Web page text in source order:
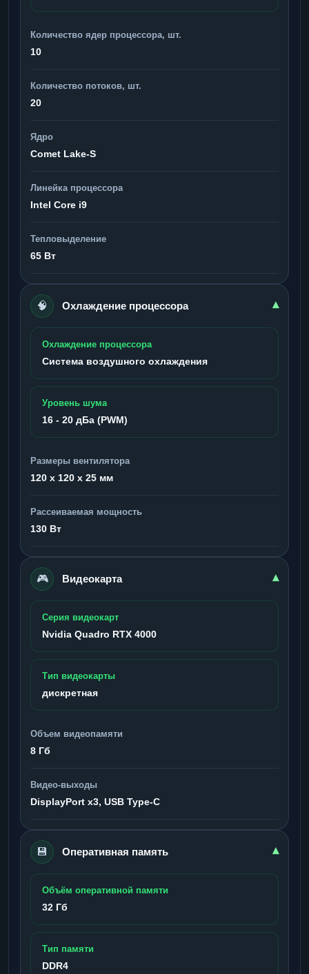
Количество ядер процессора, шт.
10
Количество потоков, шт.
20
Ядро
Comet Lake-S
Линейка процессора
Intel Core i9
Тепловыделение
65 Вт
🧠 Охлаждение процессора ▾
Охлаждение процессора
Система воздушного охлаждения
Уровень шума
16 - 20 дБа (PWM)
Размеры вентилятора
120 x 120 x 25 мм
Рассеиваемая мощность
130 Вт
🎮 Видеокарта ▾
Серия видеокарт
Nvidia Quadro RTX 4000
Тип видеокарты
дискретная
Объем видеопамяти
8 Гб
Видео-выходы
DisplayPort x3, USB Type-C
💾 Оперативная память ▾
Объём оперативной памяти
32 Гб
Тип памяти
DDR4